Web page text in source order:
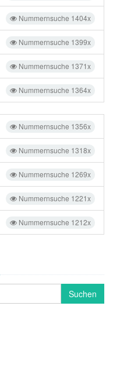
Nummernsuche 1404x
Nummernsuche 1399x
Nummernsuche 1371x
Nummernsuche 1364x
Nummernsuche 1356x
Nummernsuche 1318x
Nummernsuche 1269x
Nummernsuche 1221x
Nummernsuche 1212x
Suchen